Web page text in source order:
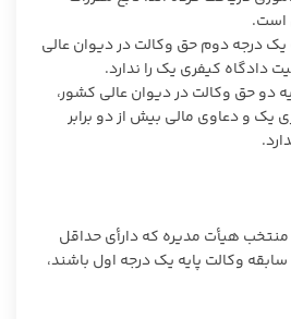
است.
پایه یک درجه دوم حق وکالت در دیوان عالی
دادگاه کیفری یک را ندارد.
پایه دو حق وکالت در دیوان عالی کشور،
یک و دعاوی مالی بیش از دو برابر
هیأت مدیره که دارأی حداقل
وکالت پایه یک درجه اول باشند،